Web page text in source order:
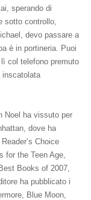
sperando di
sotto controllo,
devo passare a
è in portineria. Puoi
col telefono premuto
inscatolata
Noel ha vissuto per
dove ha
Choice
for the Teen Age,
Books of 2007,
ha pubblicato i
Blue Moon,